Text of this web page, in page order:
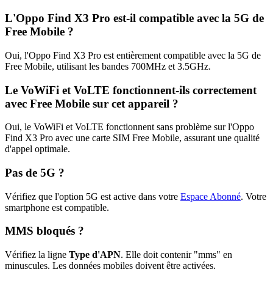
L'Oppo Find X3 Pro est-il compatible avec la 5G de
Free Mobile ?
Oui, l'Oppo Find X3 Pro est entièrement compatible avec la 5G de
Free Mobile, utilisant les bandes 700MHz et 3.5GHz.
Le VoWiFi et VoLTE fonctionnent-ils correctement
avec Free Mobile sur cet appareil ?
Oui, le VoWiFi et VoLTE fonctionnent sans problème sur l'Oppo
Find X3 Pro avec une carte SIM Free Mobile, assurant une qualité
d'appel optimale.
Pas de 5G ?
Vérifiez que l'option 5G est active dans votre Espace Abonné. Votre
smartphone est compatible.
MMS bloqués ?
Vérifiez la ligne Type d'APN. Elle doit contenir "mms" en
minuscules. Les données mobiles doivent être activées.